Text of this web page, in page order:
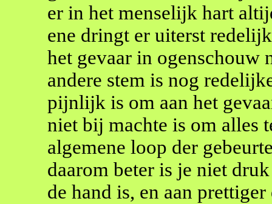
er in het menselijk hart
ene dringt er uiterst
het gevaar in ogenschouw
andere stem is nog
pijnlijk is om aan het
niet bij machte is om alles
algemene loop der
daarom beter is je niet
de hand is, en aan